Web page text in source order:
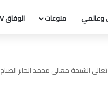
وعالمي منوعات الوفاق TV
الشيخة معالي محمد الجابر الصباح